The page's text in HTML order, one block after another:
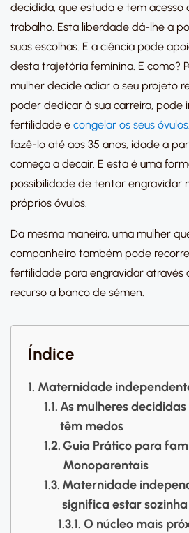
decidida, que estuda e tem acesso
trabalho. Esta liberdade dá-lhe a
suas escolhas. E a ciência pode
desta trajetória feminina. E como?
mulher decide adiar o seu projeto
poder dedicar à sua carreira, pode
fertilidade e congelar os seus óvulos
fazê-lo até aos 35 anos, idade a
começa a decair. E esta é uma
possibilidade de tentar engravidar
próprios óvulos.
Da mesma maneira, uma mulher
companheiro também pode
fertilidade para engravidar através
recurso a banco de sémen.
Índice
Maternidade
As mulheres
têm medos
Guia Prático para
Monoparentais
Maternidade
significa estar sozinha
O núcleo mais